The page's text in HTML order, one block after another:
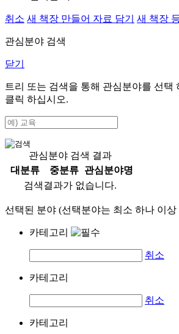
취소 새 책장 만들어 자료 담기 새 책장
관심분야 검색
닫기
트리 또는 검색을 통해 관심분야를 선택
클릭 하십시오.
관심분야 검색 결과
대분류
중분류
관심분야명
검색결과가 없습니다.
선택된 분야 (선택분야는 최소 하나 이
카테고리
취소
카테고리
취소
카테고리